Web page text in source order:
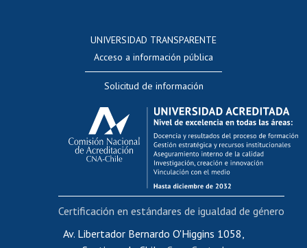
Evaluación docente
Calificación académica
Postulación al AUCAI
Funcionarias/os
Cursos internos de capacitación
Bienestar del personal
Portal de movilidad interna
Certificado de renta
UNIVERSIDAD TRANSPARENTE
Acceso a información pública
Solicitud de información
Av. Libertador Bernardo O'Higgins 1058,
Certificación en estándares de igualdad de género